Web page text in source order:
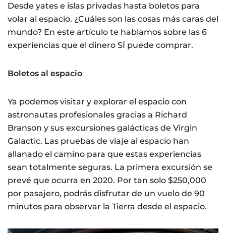
Desde yates e islas privadas hasta boletos para
volar al espacio. ¿Cuáles son las cosas más caras del
mundo? En este artículo te hablamos sobre las 6
experiencias que el dinero SÍ puede comprar.
Boletos al espacio
Ya podemos visitar y explorar el espacio con
astronautas profesionales gracias a Richard
Branson y sus excursiones galácticas de Virgin
Galactic. Las pruebas de viaje al espacio han
allanado el camino para que estas experiencias
sean totalmente seguras. La primera excursión se
prevé que ocurra en 2020. Por tan solo $250,000
por pasajero, podrás disfrutar de un vuelo de 90
minutos para observar la Tierra desde el espacio.